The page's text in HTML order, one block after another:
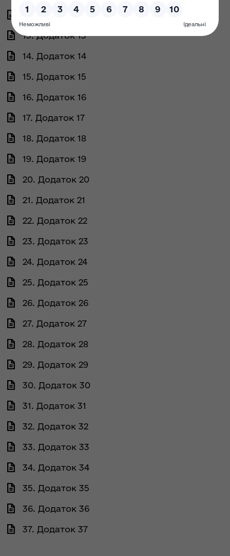
12. Додаток 12
13. Додаток 13
14. Додаток 14
15. Додаток 15
16. Додаток 16
17. Додаток 17
18. Додаток 18
19. Додаток 19
20. Додаток 20
21. Додаток 21
22. Додаток 22
23. Додаток 23
24. Додаток 24
25. Додаток 25
26. Додаток 26
27. Додаток 27
28. Додаток 28
29. Додаток 29
30. Додаток 30
31. Додаток 31
32. Додаток 32
33. Додаток 33
34. Додаток 34
35. Додаток 35
36. Додаток 36
37. Додаток 37